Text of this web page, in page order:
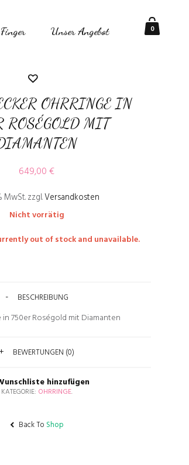
0
Unser Angebot
OHRRINGE IN
ROSÉGOLD MIT
649,00€
MwSt.zzgl.Versandkosten
Nicht vorrätig
out of stock and unavailable.
BESCHREIBUNG
750er Roségold mit Diamanten
BEWERTUNGEN (0)
hinzufügen
KATEGORIE: OHRRINGE.
Back To Shop